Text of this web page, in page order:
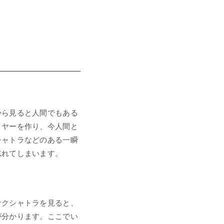
見ると人間でもある
ーを作り、今人間と
トラなどのある一瞬
てしまいます。
シャトラを見ると、
かります。ここでい